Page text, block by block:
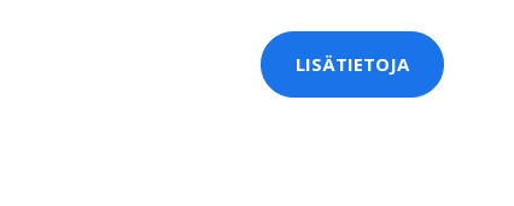
LISÄTIETOJA